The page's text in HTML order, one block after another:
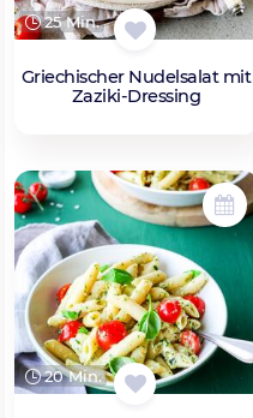
25 Min.
Griechischer Nudelsalat mit
Zaziki-Dressing
20 Min.